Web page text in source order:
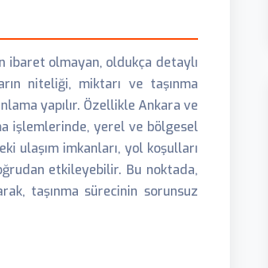
ibaret olmayan, oldukça detaylı
niteliği, miktarı ve taşınma
yapılır. Özellikle Ankara ve
işlemlerinde, yerel ve bölgesel
ulaşım imkanları, yol koşulları
etkileyebilir. Bu noktada,
taşınma sürecinin sorunsuz